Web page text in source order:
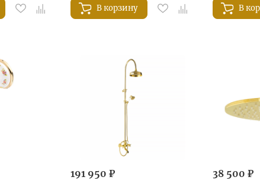
В корзину В
191 950 ₽ 38 500 ₽